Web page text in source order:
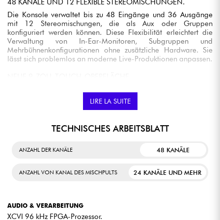
48 KANÄLE UND 12 FLEXIBLE STEREOMISCHUNGEN.
Die Konsole verwaltet bis zu 48 Eingänge und 36 Ausgänge
mit 12 Stereomischungen, die als Aux oder Gruppen
konfiguriert werden können. Diese Flexibilität erleichtert die
Verwaltung von In-Ear-Monitoren, Subgruppen und
Mehrbühnenkonfigurationen ohne zusätzliche Hardware. Sie
lässt sich problemlos an moderne Live-Produktionen anpassen.
Verbindung mit einer neu gestalteten grafischen
organisiert werden, um die Lesbarkeit während des Mixens zu
verbessern. Zuweisbare Tasten und physische Bedienelemente
Funktionen.
DEEP-PLUG-INS UND RACKULTRA FX-EFFEKTE SIND
haben direkten Zugriff auf Kompressoren, Preamps, Reverbs,
Delays und erweiterte Bearbeitungen, ohne dass ein externer
LIRE LA SUITE
TECHNISCHES ARBEITSBLATT
ANZAHL DER KANÄLE 48 KANÄLE
ANZAHL VON KANAL DES MISCHPULTS 24 KANÄLE UND MEHR
AUDIO & VERARBEITUNG
XCVI 96 kHz FPGA-Prozessor.